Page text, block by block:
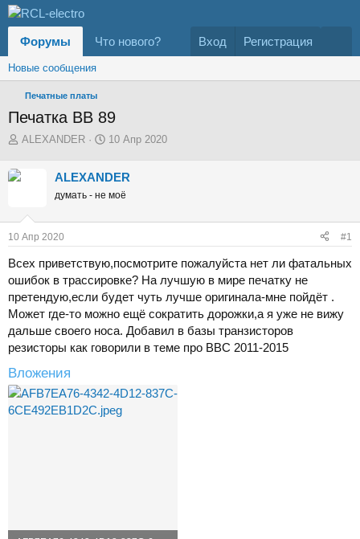
Форумы Что нового? Вход Регистрация
Новые сообщения
Печатные платы
Печатка ВВ 89
А
е
м
ALEXANDER
Д
а
н
ч
а
10 Апр 2020
ALEXANDER
думать - не моё
10 Апр 2020 #1
Всех приветствую,посмотрите пожалуйста нет ли фатальных
ошибок в трассировке? На лучшую в мире печатку не
претендую,если будет чуть лучше оригинала-мне пойдёт .
Может где-то можно ещё сократить дорожки,а я уже не вижу
дальше своего носа. Добавил в базы транзисторов
резисторы как говорили в теме про ВВС 2011-2015
Вложения